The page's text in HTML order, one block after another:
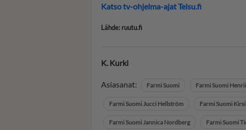
Katso tv-ohjelma-ajat Telsu.fi
Lähde: ruutu.fi
K. Kurki
Asiasanat: Farmi Suomi Farmi Suomi
Farmi Suomi Jucci Hellström Farmi Suomi Kirsi
Farmi Suomi Jannica Nordberg Farmi Suomi